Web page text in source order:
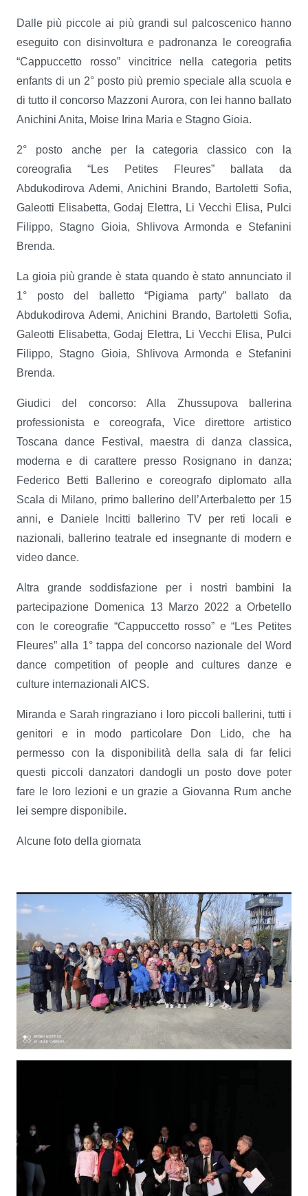
Dalle più piccole ai più grandi sul palcoscenico hanno
eseguito con disinvoltura e padronanza le coreografia
“Cappuccetto rosso” vincitrice nella categoria petits
enfants di un 2° posto più premio speciale alla scuola e
di tutto il concorso Mazzoni Aurora, con lei hanno ballato
Anichini Anita, Moise Irina Maria e Stagno Gioia.
2° posto anche per la categoria classico con la
coreografia “Les Petites Fleures” ballata da
Abdukodirova Ademi, Anichini Brando, Bartoletti Sofia,
Galeotti Elisabetta, Godaj Elettra, Li Vecchi Elisa, Pulci
Filippo, Stagno Gioia, Shlivova Armonda e Stefanini
Brenda.
La gioia più grande è stata quando è stato annunciato il
1° posto del balletto “Pigiama party” ballato da
Abdukodirova Ademi, Anichini Brando, Bartoletti Sofia,
Galeotti Elisabetta, Godaj Elettra, Li Vecchi Elisa, Pulci
Filippo, Stagno Gioia, Shlivova Armonda e Stefanini
Brenda.
Giudici del concorso: Alla Zhussupova ballerina
professionista e coreografa, Vice direttore artistico
Toscana dance Festival, maestra di danza classica,
moderna e di carattere presso Rosignano in danza;
Federico Betti Ballerino e coreografo diplomato alla
Scala di Milano, primo ballerino dell’Arterbaletto per 15
anni, e Daniele Incitti ballerino TV per reti locali e
nazionali, ballerino teatrale ed insegnante di modern e
video dance.
Altra grande soddisfazione per i nostri bambini la
partecipazione Domenica 13 Marzo 2022 a Orbetello
con le coreografie “Cappuccetto rosso” e “Les Petites
Fleures” alla 1° tappa del concorso nazionale del Word
dance competition of people and cultures danze e
culture internazionali AICS.
Miranda e Sarah ringraziano i loro piccoli ballerini, tutti i
genitori e in modo particolare Don Lido, che ha
permesso con la disponibilità della sala di far felici
questi piccoli danzatori dandogli un posto dove poter
fare le loro lezioni e un grazie a Giovanna Rum anche
lei sempre disponibile.
Alcune foto della giornata